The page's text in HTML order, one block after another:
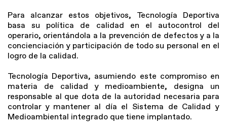
Para alcanzar estos objetivos, Tecnología Deportiva
basa su política de calidad en el autocontrol del
operario, orientándola a la prevención de defectos y a la
concienciación y participación de todo su personal en el
logro de la calidad.
Tecnología Deportiva, asumiendo este compromiso en
materia de calidad y medioambiente, designa un
responsable al que dota de la autoridad necesaria para
controlar y mantener al día el Sistema de Calidad y
Medioambiental integrado que tiene implantado.